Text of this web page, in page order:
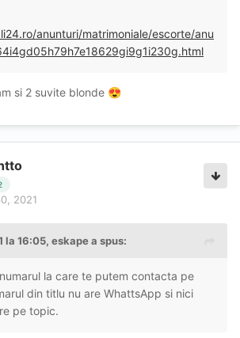
anunturi/matrimoniale/escorte/anu
si 2 suvite blonde 😍
2021
la 16:05, eskapea spus:
la care te putem contacta pe
din titlu nu are WhattsApp si nici
pe topic.